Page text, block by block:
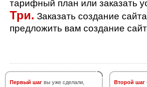
тарифный план или заказать
Три. Заказать создание
предложить вам создание
Первый шаг вы уже сделали,
Второй шаг